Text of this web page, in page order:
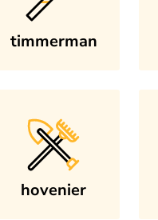
timmerman
hovenier